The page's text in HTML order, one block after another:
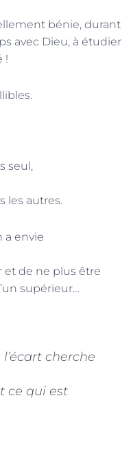
bénie, durant
avec Dieu, à étudier
!
seul,
les autres.
a envie
et de ne plus être
supérieur…
cherche
ce qui est